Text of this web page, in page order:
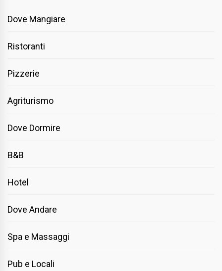
Dove Mangiare
Ristoranti
Pizzerie
Agriturismo
Dove Dormire
B&B
Hotel
Dove Andare
Spa e Massaggi
Pub e Locali